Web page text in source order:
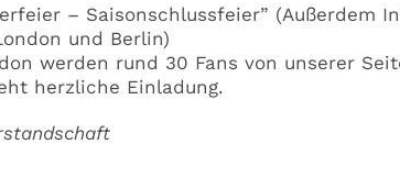
– Saisonschlussfeier” (Außerdem
und Berlin)
werden rund 30 Fans von unserer
herzliche Einladung.